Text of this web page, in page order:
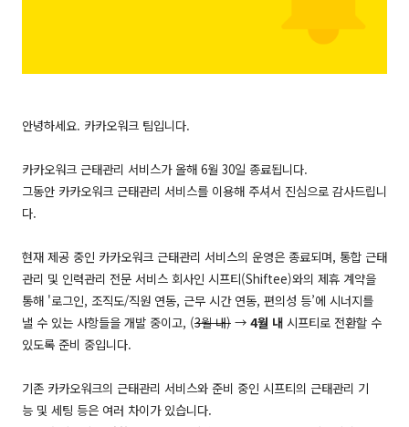
안녕하세요. 카카오워크 팀입니다.
카카오워크 근태관리 서비스가 올해 6월 30일 종료됩니다.
그동안 카카오워크 근태관리 서비스를 이용해 주셔서 진심으로 감사드립니
다.
현재 제공 중인 카카오워크 근태관리 서비스의 운영은 종료되며, 통합 근태
관리 및 인력관리 전문 서비스 회사인 시프티(Shiftee)와의 제휴 계약을
통해 '로그인, 조직도/직원 연동, 근무 시간 연동, 편의성 등’에 시너지를
낼 수 있는 사항들을 개발 중이고, (3월 내) → 4월 내 시프티로 전환할 수
있도록 준비 중입니다.
기존 카카오워크의 근태관리 서비스와 준비 중인 시프티의 근태관리 기
능 및 세팅 등은 여러 차이가 있습니다.